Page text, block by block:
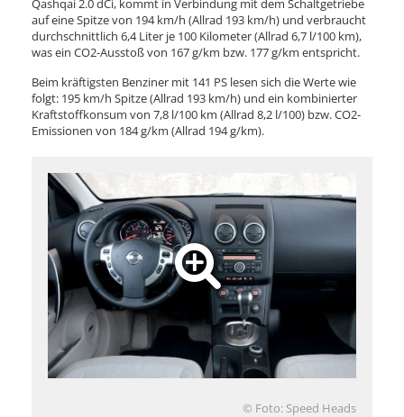
Qashqai 2.0 dCi, kommt in Verbindung mit dem Schaltgetriebe
auf eine Spitze von 194 km/h (Allrad 193 km/h) und verbraucht
durchschnittlich 6,4 Liter je 100 Kilometer (Allrad 6,7 l/100 km),
was ein CO2-Ausstoß von 167 g/km bzw. 177 g/km entspricht.
Beim kräftigsten Benziner mit 141 PS lesen sich die Werte wie
folgt: 195 km/h Spitze (Allrad 193 km/h) und ein kombinierter
Kraftstoffkonsum von 7,8 l/100 km (Allrad 8,2 l/100) bzw. CO2-
Emissionen von 184 g/km (Allrad 194 g/km).
© Foto: Speed Heads